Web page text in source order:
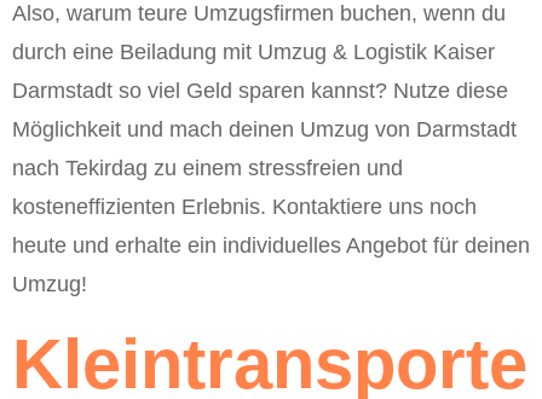
Also, warum teure Umzugsfirmen buchen, wenn du
durch eine Beiladung mit Umzug & Logistik Kaiser
Darmstadt so viel Geld sparen kannst? Nutze diese
Möglichkeit und mach deinen Umzug von Darmstadt
nach Tekirdag zu einem stressfreien und
kosteneffizienten Erlebnis. Kontaktiere uns noch
heute und erhalte ein individuelles Angebot für deinen
Umzug!
Kleintransporte